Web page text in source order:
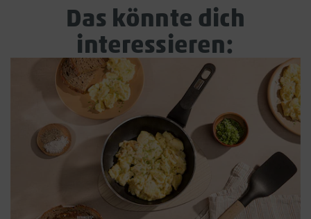
Das könnte dich
interessieren: